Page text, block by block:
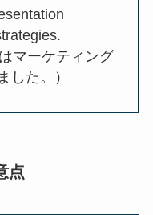
マーケティング
した。）
点